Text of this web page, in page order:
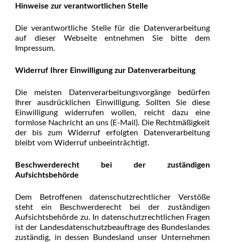
Hinweise zur verantwortlichen Stelle
Die verantwortliche Stelle für die Datenverarbeitung
auf dieser Webseite entnehmen Sie bitte dem
Impressum.
Widerruf Ihrer Einwilligung zur Datenverarbeitung
Die meisten Datenverarbeitungsvorgänge bedürfen
Ihrer ausdrücklichen Einwilligung. Sollten Sie diese
Einwilligung widerrufen wollen, reicht dazu eine
formlose Nachricht an uns (E-Mail). Die Rechtmäßigkeit
der bis zum Widerruf erfolgten Datenverarbeitung
bleibt vom Widerruf unbeeinträchtigt.
Beschwerderecht bei der zuständigen
Aufsichtsbehörde
Dem Betroffenen datenschutzrechtlicher Verstöße
steht ein Beschwerderecht bei der zuständigen
Aufsichtsbehörde zu. In datenschutzrechtlichen Fragen
ist der Landesdatenschutzbeauftrage des Bundeslandes
zuständig, in dessen Bundesland unser Unternehmen